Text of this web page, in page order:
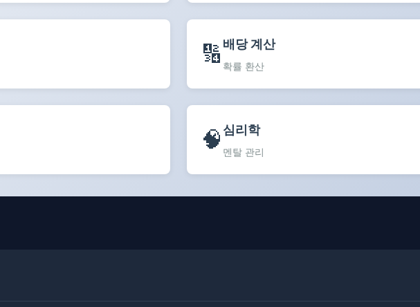
🔢 배당 계산
확률 환산
🧠 심리학
멘탈 관리